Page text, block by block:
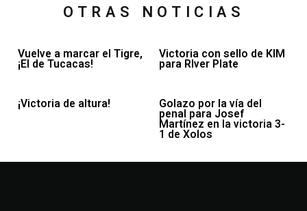
OTRAS NOTICIAS
Vuelve a marcar el Tigre,
¡El de Tucacas!
Victoria con sello de KIM
para RIver Plate
¡Victoria de altura! Golazo por la vía del
penal para Josef
Martínez en la victoria 3-
1 de Xolos